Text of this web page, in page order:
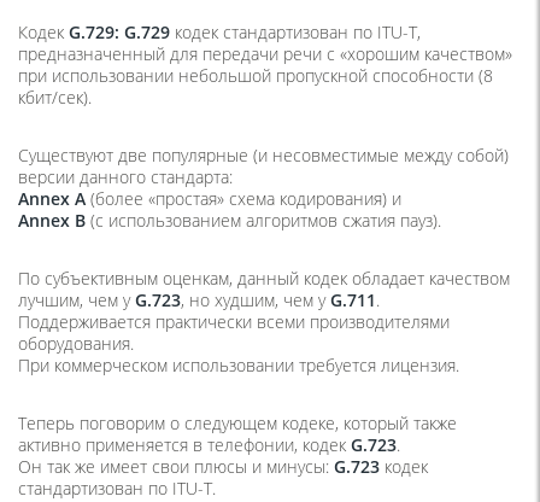
Кодек G.729: G.729 кодек стандартизован по ITU-T,
предназначенный для передачи речи с «хорошим качеством»
при использовании небольшой пропускной способности (8
кбит/сек).
Существуют две популярные (и несовместимые между собой)
версии данного стандарта:
Annex A (более «простая» схема кодирования) и
Annex B (с использованием алгоритмов сжатия пауз).
По субъективным оценкам, данный кодек обладает качеством
лучшим, чем уG.723, но худшим, чем уG.711.
Поддерживается практически всеми производителями
оборудования.
При коммерческом использовании требуется лицензия.
Теперь поговорим о следующем кодеке, который также
активно применяется в телефонии, кодек G.723.
Он так же имеет свои плюсы и минусы: G.723 кодек
стандартизован по ITU-T.